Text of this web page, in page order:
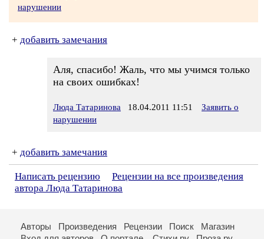
нарушении
+ добавить замечания
Аля, спасибо! Жаль, что мы учимся только
на своих ошибках!
Люда Татаринова 18.04.2011 11:51
Заявить о
нарушении
+ добавить замечания
Написать рецензию
Рецензии на все произведения
автора Люда Татаринова
Авторы Произведения Рецензии Поиск
Магазин